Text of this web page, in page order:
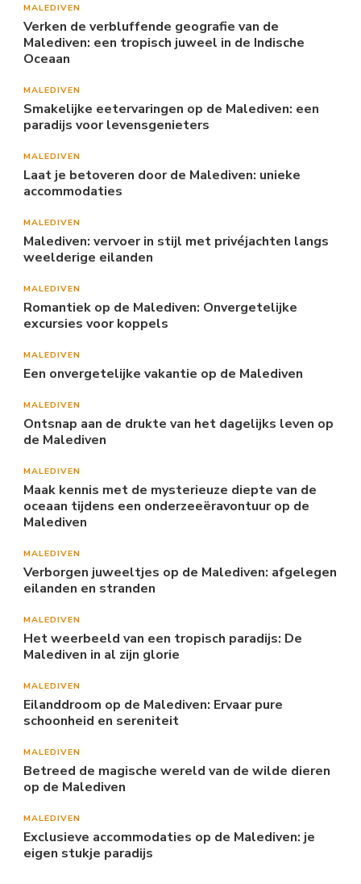
MALEDIVEN
Verken de verbluffende geografie van de
Malediven: een tropisch juweel in de Indische
Oceaan
MALEDIVEN
Smakelijke eetervaringen op de Malediven: een
paradijs voor levensgenieters
MALEDIVEN
Laat je betoveren door de Malediven: unieke
accommodaties
MALEDIVEN
Malediven: vervoer in stijl met privéjachten langs
weelderige eilanden
MALEDIVEN
Romantiek op de Malediven: Onvergetelijke
excursies voor koppels
MALEDIVEN
Een onvergetelijke vakantie op de Malediven
MALEDIVEN
Ontsnap aan de drukte van het dagelijks leven op
de Malediven
MALEDIVEN
Maak kennis met de mysterieuze diepte van de
oceaan tijdens een onderzeeëravontuur op de
Malediven
MALEDIVEN
Verborgen juweeltjes op de Malediven: afgelegen
eilanden en stranden
MALEDIVEN
Het weerbeeld van een tropisch paradijs: De
Malediven in al zijn glorie
MALEDIVEN
Eilanddroom op de Malediven: Ervaar pure
schoonheid en sereniteit
MALEDIVEN
Betreed de magische wereld van de wilde dieren
op de Malediven
MALEDIVEN
Exclusieve accommodaties op de Malediven: je
eigen stukje paradijs